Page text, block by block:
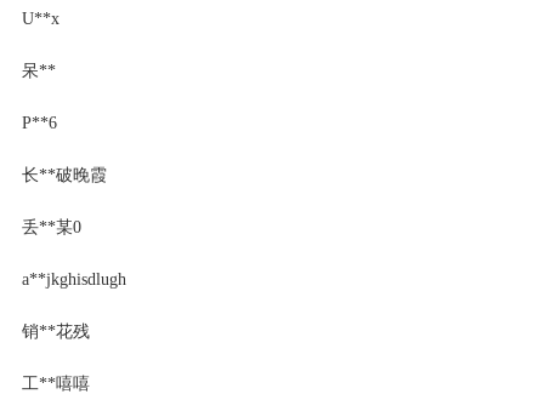
U**x
呆**
Р**6
长**破晚霞
丢**某0
a**jkghisdlugh
销**花残
工**嘻嘻